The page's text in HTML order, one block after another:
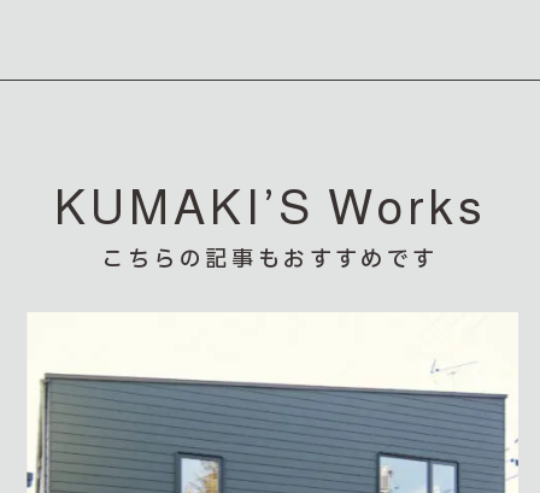
KUMAKI’S Works
こちらの記事もおすすめです